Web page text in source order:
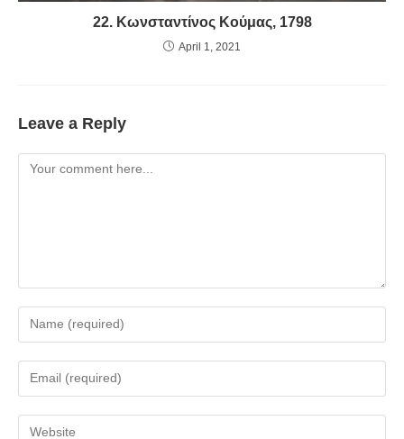
22. Κωνσταντίνος Κούμας, 1798
April 1, 2021
Leave a Reply
Comment
Enter
your
name
Enter
your
email
Enter